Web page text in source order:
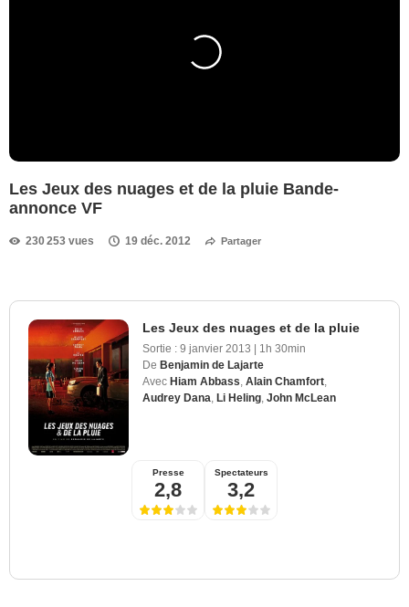
Les Jeux des nuages et de la pluie Bande-
annonce VF
230 253 vues 19 déc. 2012 Partager
Les Jeux des nuages et de la pluie
Sortie : 9 janvier 2013 | 1h 30min
De Benjamin de Lajarte
Avec Hiam Abbass Alain Chamfort
Audrey Dana Li Heling John McLean
Presse
2,8
Spectateurs
3,2